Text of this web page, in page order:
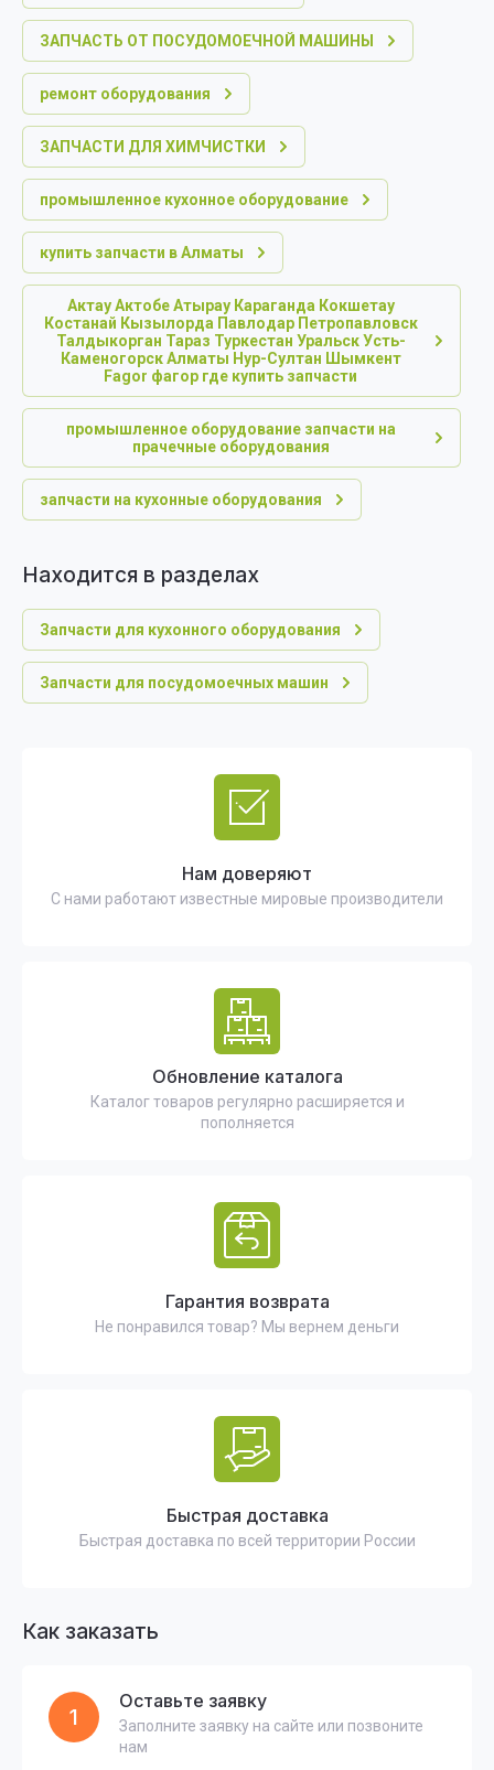
ЗАПЧАСТЬ ОТ ПОСУДОМОЕЧНОЙ МАШИНЫ
ремонт оборудования
ЗАПЧАСТИ ДЛЯ ХИМЧИСТКИ
промышленное кухонное оборудование
купить запчасти в Алматы
Актау Актобе Атырау Караганда Кокшетау
Костанай Кызылорда Павлодар Петропавловск
Талдыкорган Тараз Туркестан Уральск Усть-
Каменогорск Алматы Нур-Султан Шымкент
Fagor фагор где купить запчасти
промышленное оборудование запчасти на
прачечные оборудования
запчасти на кухонные оборудования
Находится в разделах
Запчасти для кухонного оборудования
Запчасти для посудомоечных машин
Нам доверяют
С нами работают известные мировые производители
Обновление каталога
Каталог товаров регулярно расширяется и
пополняется
Гарантия возврата
Не понравился товар? Мы вернем деньги
Быстрая доставка
Быстрая доставка по всей территории России
Как заказать
1
Оставьте заявку
Заполните заявку на сайте или позвоните
нам